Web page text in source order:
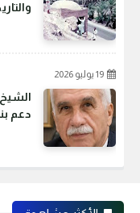
19 يوليو 2026
دعم